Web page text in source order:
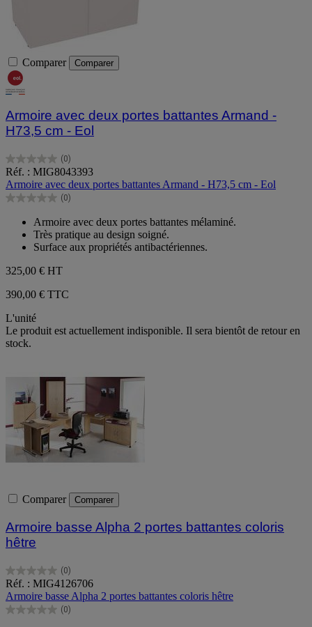
Comparer Comparer
Armoire avec deux portes battantes Armand -
H73,5 cm - Eol
(0)
0.0
sur
5
étoiles.
Réf. : MIG8043393
Armoire avec deux portes battantes Armand - H73,5 cm - Eol
(0)
0.0
étoiles.
Armoire avec deux portes battantes mélaminé.
Très pratique au design soigné.
Surface aux propriétés antibactériennes.
325,00 € HT
390,00 € TTC
L'unité
Le produit est actuellement indisponible. Il sera bientôt de retour en
stock.
Comparer Comparer
Armoire basse Alpha 2 portes battantes coloris
hêtre
(0)
0.0
sur
5
étoiles.
Réf. : MIG4126706
Armoire basse Alpha 2 portes battantes coloris hêtre
(0)
0.0